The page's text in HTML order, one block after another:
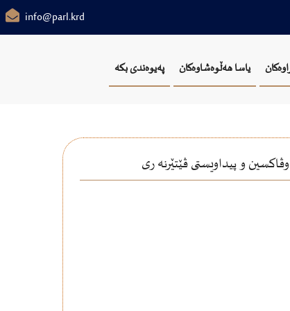
info@parl.krd
یاسا هەڵوەشاوەکان پەیوەندی بکە